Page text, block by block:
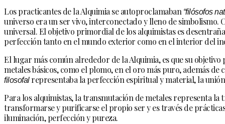
Los practicantes de la Alquimia se autoproclamaban“filósofos
universo era un ser vivo, interconectado y lleno de
universal. El objetivo primordial de los alquimistas es
perfección tanto en el mundo exterior como en el interior del
El lugar más común alrededor de la Alquimia, es que su
metales básicos, como el plomo, en el oro más puro, además
filosofalrepresentaba la perfección espiritual y material, la
Para los alquimistas, la transmutación de metales representa
transformarse y purificarse el propio ser y es través de
iluminación, perfección y pureza.